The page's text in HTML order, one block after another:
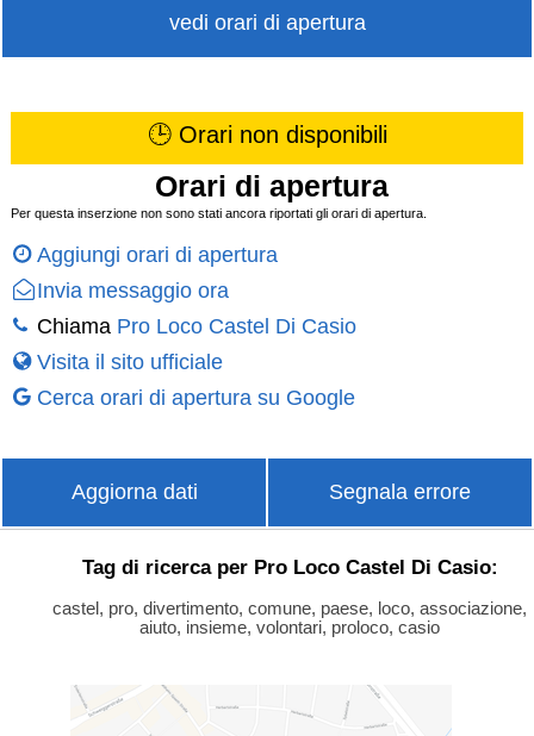
vedi orari di apertura
🕒 Orari non disponibili
Orari di apertura
Per questa inserzione non sono stati ancora riportati gli orari di apertura.
Aggiungi orari di apertura
Invia messaggio ora
Chiama Pro Loco Castel Di Casio
Visita il sito ufficiale
Cerca orari di apertura su Google
Aggiorna dati Segnala errore
Tag di ricerca per Pro Loco Castel Di Casio:
castel, pro, divertimento, comune, paese, loco, associazione,
aiuto, insieme, volontari, proloco, casio